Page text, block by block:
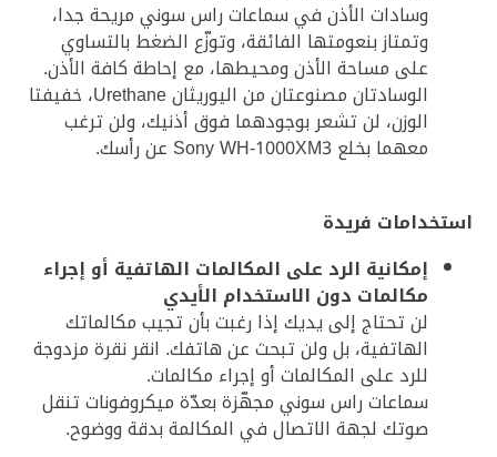
وسادات الأذن في سماعات راس سوني مريحة جدا،
وتمتاز بنعومتها الفائقة، وتوزّع الضغط بالتساوي
على مساحة الأذن ومحيطها، مع إحاطة كافة الأذن.
الوسادتان مصنوعتان من اليوريثان Urethane، خفيفتا
الوزن، لن تشعر بوجودهما فوق أذنيك، ولن ترغب
معهما بخلع Sony WH-1000XM3 عن رأسك.
استخدامات فريدة
إمكانية الرد على المكالمات الهاتفية أو إجراء
مكالمات دون الاستخدام الأيدي
لن تحتاج إلى يديك إذا رغبت بأن تجيب مكالماتك
الهاتفية، بل ولن تبحث عن هاتفك. انقر نقرة مزدوجة
للرد على المكالمات أو إجراء مكالمات.
سماعات راس سوني مجهّزة بعدّة ميكروفونات تنقل
صوتك لجهة الاتصال في المكالمة بدقة ووضوح.